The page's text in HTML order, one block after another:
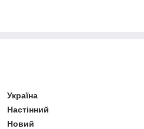
Україна
Настінний
Новий